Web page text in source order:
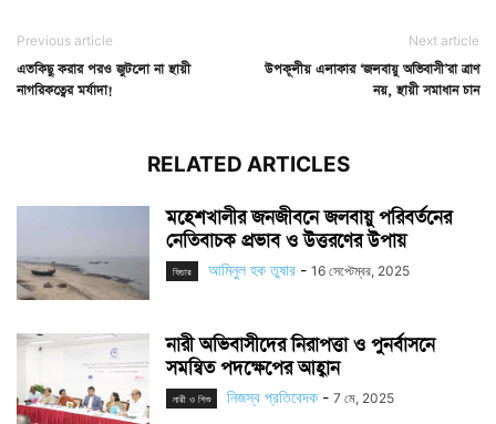
Previous article
এতকিছু করার পরও জুটলো না স্থায়ী
নাগরিকত্বের মর্যাদা!
Next article
উপকূলীয় এলাকার ‘জলবায়ু অভিবাসী’রা ত্রাণ
নয়, স্থায়ী সমাধান চান
RELATED ARTICLES
মহেশখালীর জনজীবনে জলবায়ু পরিবর্তনের
নেতিবাচক প্রভাব ও উত্তরণের উপায়
ফিচার আমিনুল হক তুষার - 16 সেপ্টেম্বর, 2025
নারী অভিবাসীদের নিরাপত্তা ও পুনর্বাসনে
সমন্বিত পদক্ষেপের আহ্বান
নারী ও শিশু নিজস্ব প্রতিবেদক - 7 মে, 2025